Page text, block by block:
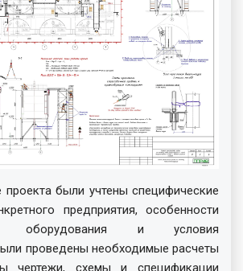
проекта были учтены специфические
предприятия, особенности
оборудования и условия
проведены необходимые расчеты
чертежи, схемы и спецификации